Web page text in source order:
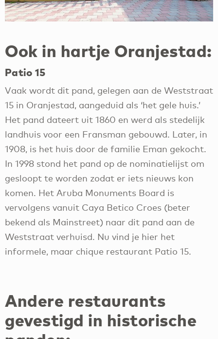
Ook in hartje Oranjestad:
Patio 15
Vaak wordt dit pand, gelegen aan de Weststraat
15 in Oranjestad, aangeduid als ‘het gele huis.’
Het pand dateert uit 1860 en werd als stedelijk
landhuis voor een Fransman gebouwd. Later, in
1908, is het huis door de familie Eman gekocht.
In 1998 stond het pand op de nominatielijst om
gesloopt te worden zodat er iets nieuws kon
komen. Het Aruba Monuments Board is
vervolgens vanuit Caya Betico Croes (beter
bekend als Mainstreet) naar dit pand aan de
Weststraat verhuisd. Nu vind je hier het
informele, maar chique restaurant Patio 15.
Andere restaurants
gevestigd in historische